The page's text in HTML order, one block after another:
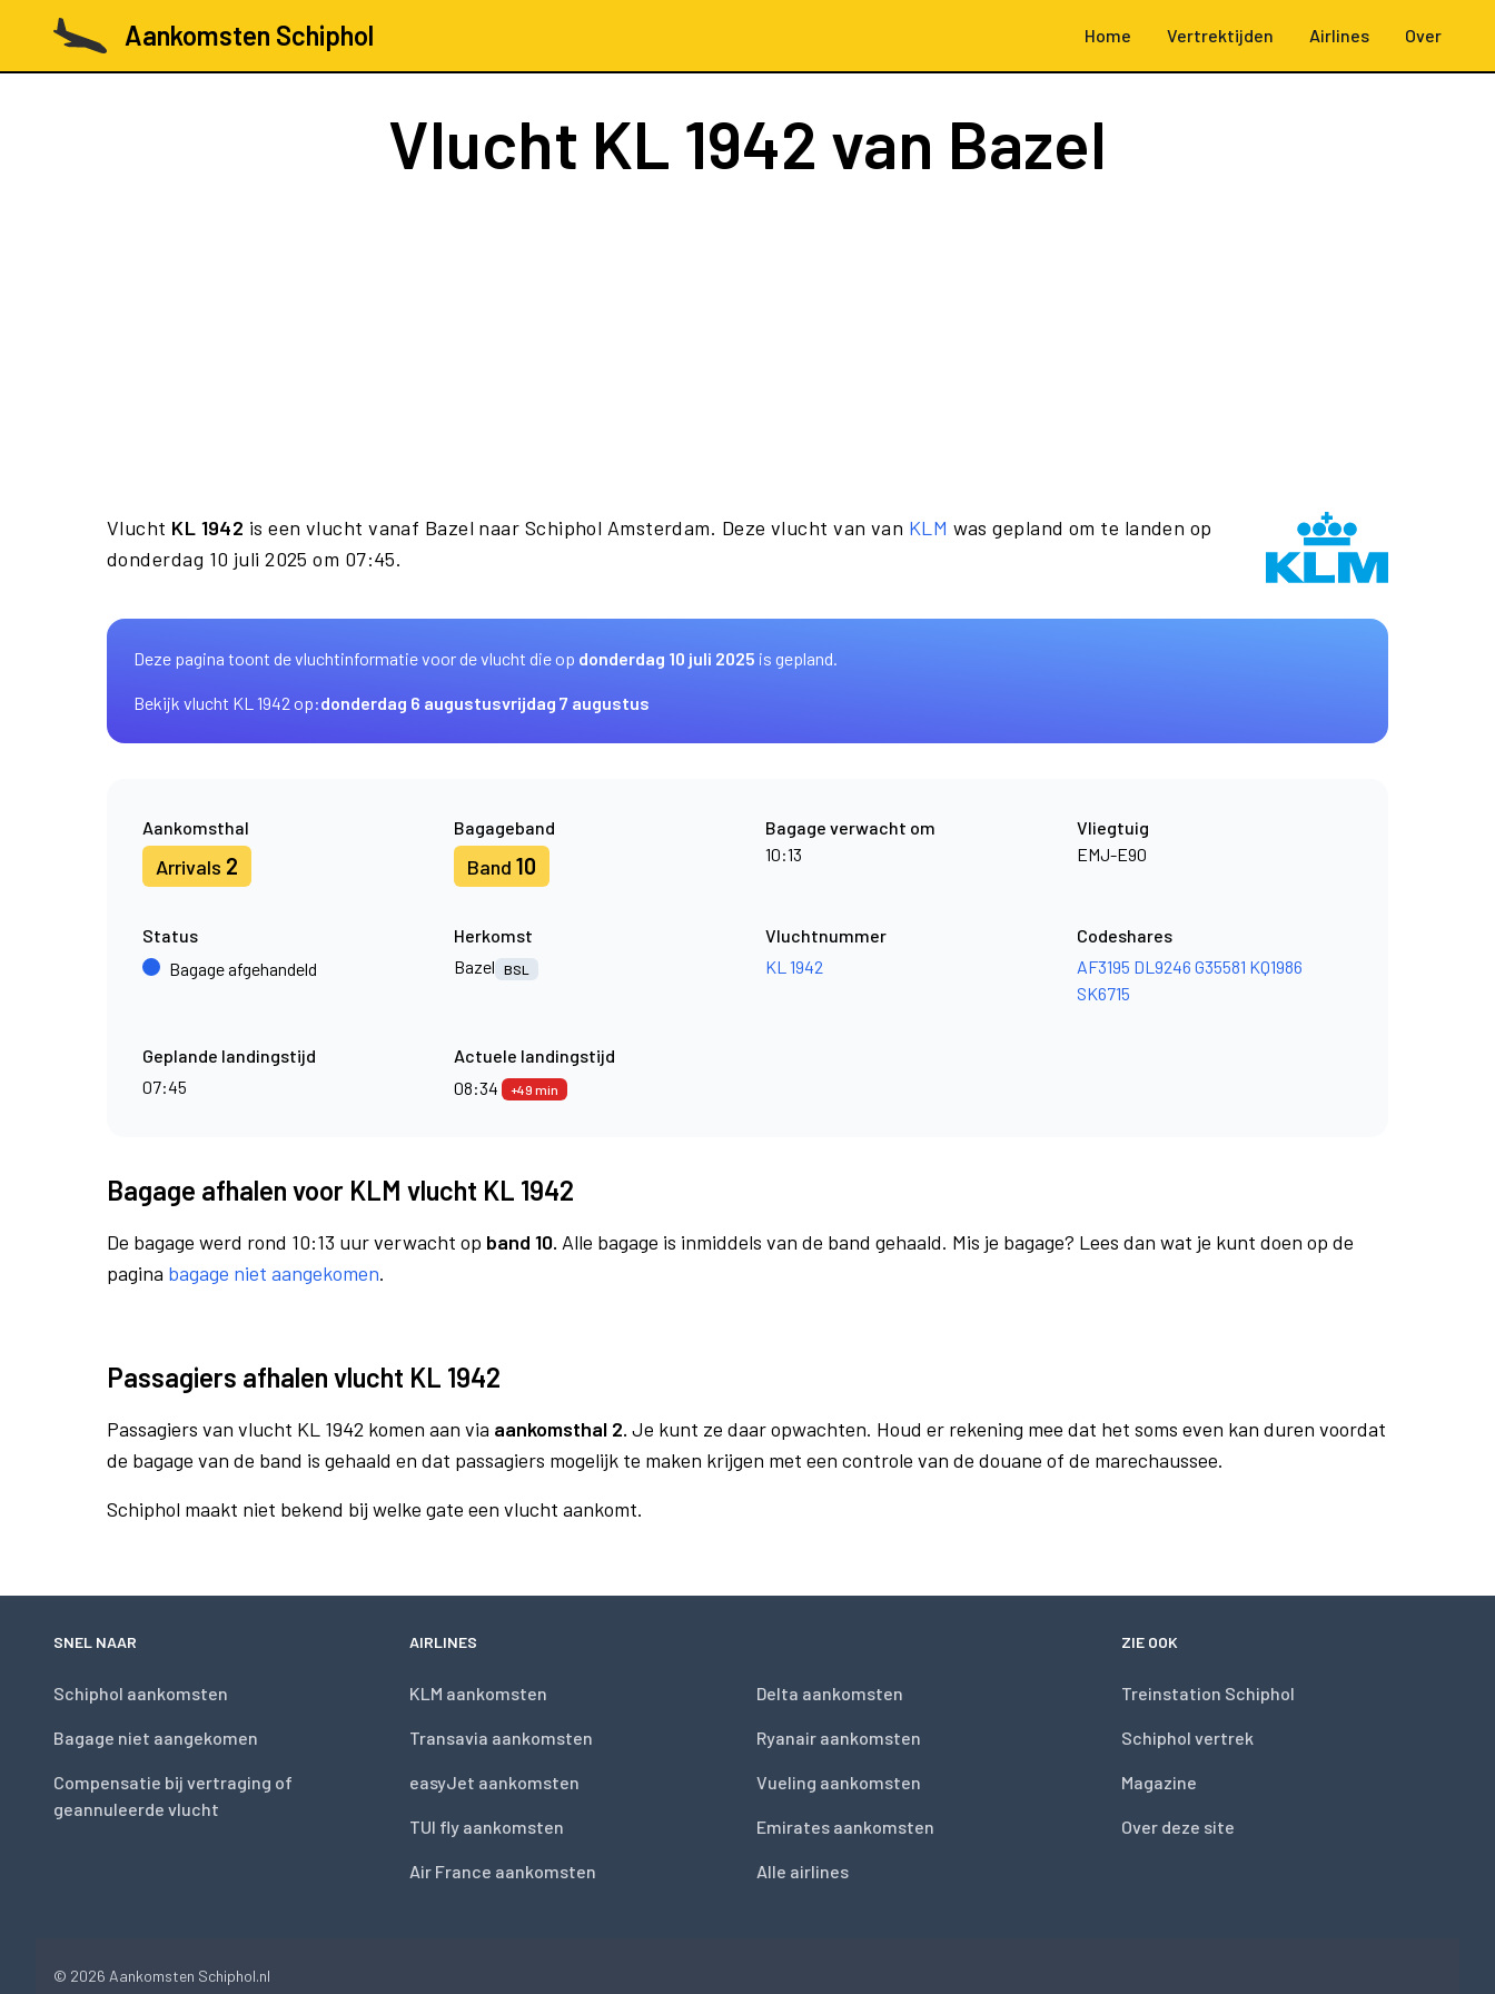
Aankomsten Schiphol Home Vertrektijden Airlines Over
Vlucht KL 1942 van Bazel
Vlucht KL 1942 is een vlucht vanaf Bazel naar Schiphol Amsterdam. Deze vlucht van van KLM was gepland om te landen op
donderdag 10 juli 2025 om 07:45.
Deze pagina toont de vluchtinformatie voor de vlucht die op donderdag 10 juli 2025 is gepland.
Bekijk vlucht KL 1942 op:donderdag 6 augustusvrijdag 7 augustus
Aankomsthal
Arrivals 2
Bagageband
Band 10
Bagage verwacht om
10:13
Vliegtuig
EMJ-E90
Status
Bagage afgehandeld
Herkomst
Bazel
BSL
Vluchtnummer
KL 1942
Codeshares
AF3195 DL9246 G35581 KQ1986
SK6715
Geplande landingstijd
07:45
Actuele landingstijd
08:34
+49 min
Bagage afhalen voor KLM vlucht KL 1942
De bagage werd rond 10:13 uur verwacht op band 10. Alle bagage is inmiddels van de band gehaald. Mis je bagage? Lees dan wat je kunt doen op de
pagina bagage niet aangekomen.
Passagiers afhalen vlucht KL 1942
Passagiers van vlucht KL 1942 komen aan via aankomsthal 2. Je kunt ze daar opwachten. Houd er rekening mee dat het soms even kan duren voordat
de bagage van de band is gehaald en dat passagiers mogelijk te maken krijgen met een controle van de douane of de marechaussee.
Schiphol maakt niet bekend bij welke gate een vlucht aankomt.
SNEL NAAR
Schiphol aankomsten
Bagage niet aangekomen
Compensatie bij vertraging of
geannuleerde vlucht
AIRLINES
KLM aankomsten
Transavia aankomsten
easyJet aankomsten
TUI fly aankomsten
Air France aankomsten
Delta aankomsten
Ryanair aankomsten
Vueling aankomsten
Emirates aankomsten
Alle airlines
ZIE OOK
Treinstation Schiphol
Schiphol vertrek
Magazine
Over deze site
© 2026 Aankomsten Schiphol.nl